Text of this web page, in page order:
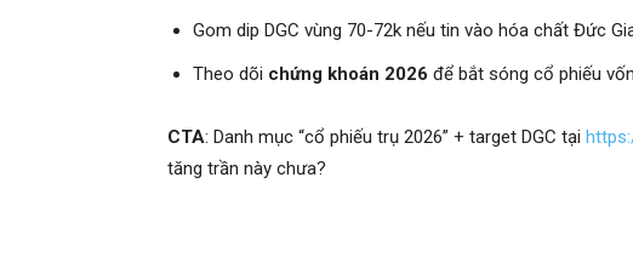
Gom dip DGC vùng 70-72k nếu tin vào hóa chất Đức
Theo dõi chứng khoán 2026 để bắt sóng cổ phiếu
CTA: Danh mục “cổ phiếu trụ 2026” + target DGC tại
tăng trần này chưa?